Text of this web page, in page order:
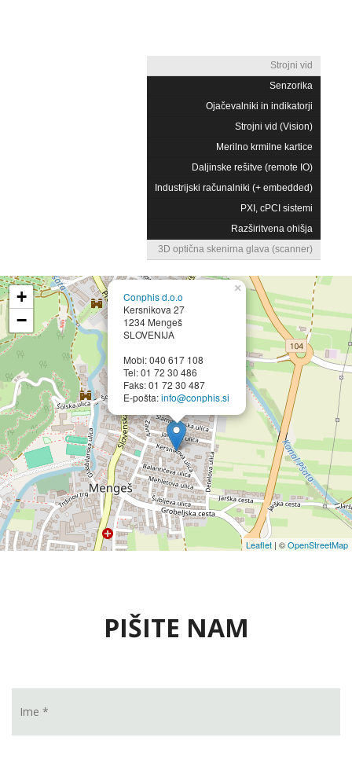
Strojni vid
Senzorika
Ojačevalniki in indikatorji
Strojni vid (Vision)
Merilno krmilne kartice
Daljinske rešitve (remote IO)
Industrijski računalniki (+ embedded)
PXI, cPCI sistemi
Razširitvena ohišja
3D optična skenirna glava (scanner)
Conphis d.o.o
Kersnikova 27
1234 Mengeš
SLOVENIJA
Mobi: 040 617 108
Tel: 01 72 30 486
Faks: 01 72 30 487
E-pošta:info@conphis.si
×
+
−
Leaflet | ©OpenStreetMap
PIŠITE NAM